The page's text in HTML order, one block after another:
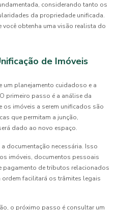
considerando tanto os
da propriedade unificada.
você obtenha uma visão realista do
de Imóveis
um planejamento cuidadoso e a
primeiro passo é a análise da
os imóveis a serem unificados são
que permitam a junção,
dado ao novo espaço.
documentação necessária. Isso
imóveis, documentos pessoais
pagamento de tributos relacionados
ordem facilitará os trâmites legais
o próximo passo é consultar um